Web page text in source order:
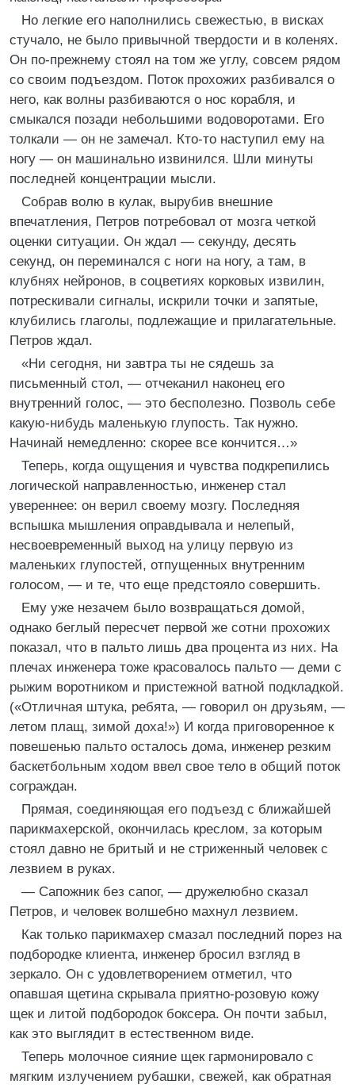
Но легкие его наполнились свежестью, в висках
стучало, не было привычной твердости и в коленях.
Он по-прежнему стоял на том же углу, совсем рядом
со своим подъездом. Поток прохожих разбивался о
него, как волны разбиваются о нос корабля, и
смыкался позади небольшими водоворотами. Его
толкали — он не замечал. Кто-то наступил ему на
ногу — он машинально извинился. Шли минуты
последней концентрации мысли.
Собрав волю в кулак, вырубив внешние
впечатления, Петров потребовал от мозга четкой
оценки ситуации. Он ждал — секунду, десять
секунд, он переминался с ноги на ногу, а там, в
клубнях нейронов, в соцветиях корковых извилин,
потрескивали сигналы, искрили точки и запятые,
клубились глаголы, подлежащие и прилагательные.
Петров ждал.
«Ни сегодня, ни завтра ты не сядешь за
письменный стол, — отчеканил наконец его
внутренний голос, — это бесполезно. Позволь себе
какую-нибудь маленькую глупость. Так нужно.
Начинай немедленно: скорее все кончится…»
Теперь, когда ощущения и чувства подкрепились
логической направленностью, инженер стал
увереннее: он верил своему мозгу. Последняя
вспышка мышления оправдывала и нелепый,
несвоевременный выход на улицу первую из
маленьких глупостей, отпущенных внутренним
голосом, — и те, что еще предстояло совершить.
Ему уже незачем было возвращаться домой,
однако беглый пересчет первой же сотни прохожих
показал, что в пальто лишь два процента из них. На
плечах инженера тоже красовалось пальто — деми с
рыжим воротником и пристежной ватной подкладкой.
(«Отличная штука, ребята, — говорил он друзьям, —
летом плащ, зимой доха!») И когда приговоренное к
повешенью пальто осталось дома, инженер резким
баскетбольным ходом ввел свое тело в общий поток
сограждан.
Прямая, соединяющая его подъезд с ближайшей
парикмахерской, окончилась креслом, за которым
стоял давно не бритый и не стриженный человек с
лезвием в руках.
— Сапожник без сапог, — дружелюбно сказал
Петров, и человек волшебно махнул лезвием.
Как только парикмахер смазал последний порез на
подбородке клиента, инженер бросил взгляд в
зеркало. Он с удовлетворением отметил, что
опавшая щетина скрывала приятно-розовую кожу
щек и литой подбородок боксера. Он почти забыл,
как это выглядит в естественном виде.
Теперь молочное сияние щек гармонировало с
мягким излучением рубашки, свежей, как обратная